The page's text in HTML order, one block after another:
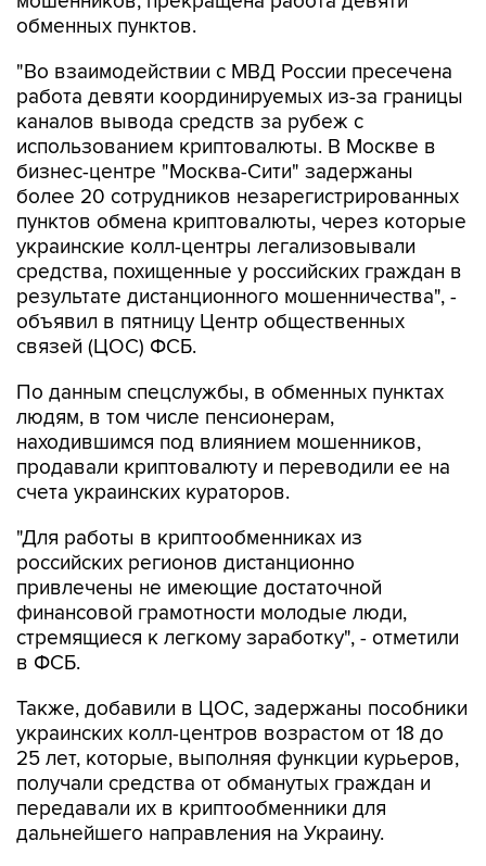
обменных пунктов.
"Во взаимодействии с МВД России пресечена
работа девяти координируемых из-за границы
каналов вывода средств за рубеж с
использованием криптовалюты. В Москве в
бизнес-центре "Москва-Сити" задержаны
более 20 сотрудников незарегистрированных
пунктов обмена криптовалюты, через которые
украинские колл-центры легализовывали
средства, похищенные у российских граждан в
результате дистанционного мошенничества", -
объявил в пятницу Центр общественных
связей (ЦОС) ФСБ.
По данным спецслужбы, в обменных пунктах
людям, в том числе пенсионерам,
находившимся под влиянием мошенников,
продавали криптовалюту и переводили ее на
счета украинских кураторов.
"Для работы в криптообменниках из
российских регионов дистанционно
привлечены не имеющие достаточной
финансовой грамотности молодые люди,
стремящиеся к легкому заработку", - отметили
в ФСБ.
Также, добавили в ЦОС, задержаны пособники
украинских колл-центров возрастом от 18 до
25 лет, которые, выполняя функции курьеров,
получали средства от обманутых граждан и
передавали их в криптообменники для
дальнейшего направления на Украину.